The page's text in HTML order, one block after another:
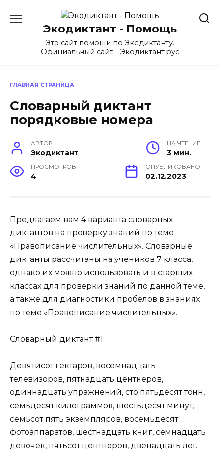
содержаниюЭкодиктант - Помощь
Это сайт помощи по Экодиктанту.
Официальный сайт – Экодиктант.рус
ГЛАВНАЯ СТРАНИЦА
Словарный диктант
порядковые номера
АВТОР
Экодиктант
НА ЧТЕНИЕ
3 мин.
ПРОСМОТРОВ
4
ОПУБЛИКОВАНО
02.12.2023
Предлагаем вам 4 варианта словарных
диктантов на проверку знаний по теме
«Правописание числительных». Словарные
диктанты рассчитаны на учеников 7 класса,
однако их можно использовать и в старших
классах для проверки знаний по данной теме,
а также для диагностики пробелов в знаниях
по теме «Правописание числительных».
Словарный диктант #1
Девятисот гектаров, восемнадцать
телевизоров, пятнадцать центнеров,
одиннадцать упражнений, сто пятьдесят тонн,
семьдесят килограммов, шестьдесят минут,
семьсот пять экземпляров, восемьдесят
фотоаппаратов, шестнадцать книг, семнадцать
девочек, пятьсот центнеров, двенадцать лет.